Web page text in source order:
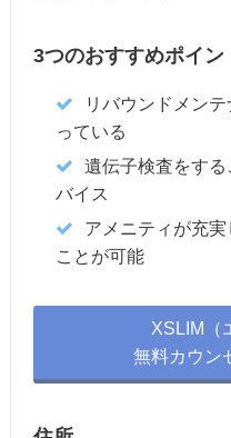
3つのおすすめポイン
リバウンドメン
っている
遺伝子検査をす
バイス
アメニティが充
ことが可能
XSLIM（
無料カウン